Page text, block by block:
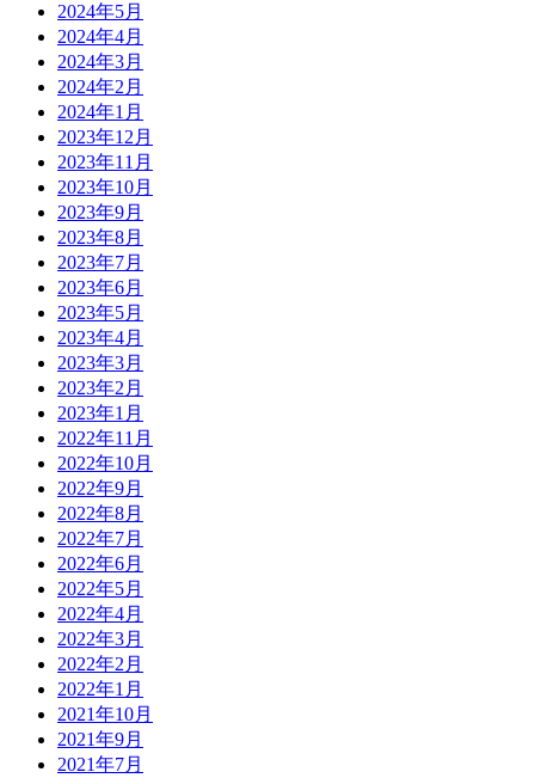
2024年5月
2024年4月
2024年3月
2024年2月
2024年1月
2023年12月
2023年11月
2023年10月
2023年9月
2023年8月
2023年7月
2023年6月
2023年5月
2023年4月
2023年3月
2023年2月
2023年1月
2022年11月
2022年10月
2022年9月
2022年8月
2022年7月
2022年6月
2022年5月
2022年4月
2022年3月
2022年2月
2022年1月
2021年10月
2021年9月
2021年7月